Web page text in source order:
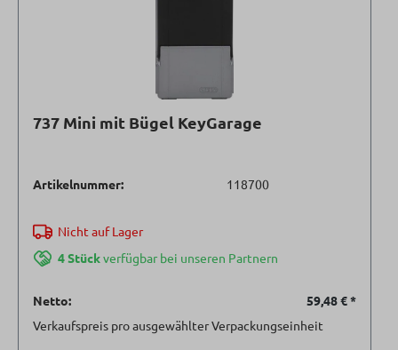
737 Mini mit Bügel KeyGarage
Artikelnummer: 118700
Nicht auf Lager
4 Stückverfügbar bei unseren Partnern
Netto: 59,48 €*
Verkaufspreis pro ausgewählter Verpackungseinheit